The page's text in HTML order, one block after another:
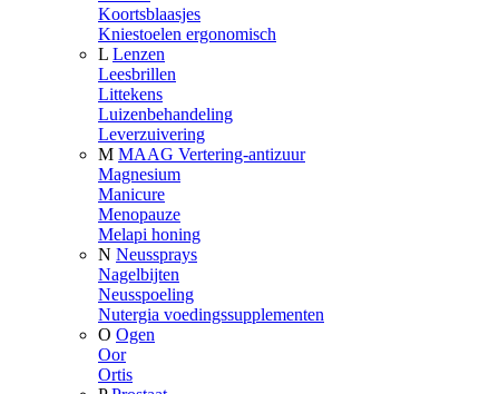
Koortsblaasjes
Kniestoelen ergonomisch
L Lenzen
Leesbrillen
Littekens
Luizenbehandeling
Leverzuivering
M MAAG Vertering-antizuur
Magnesium
Manicure
Menopauze
Melapi honing
N Neussprays
Nagelbijten
Neusspoeling
Nutergia voedingssupplementen
O Ogen
Oor
Ortis